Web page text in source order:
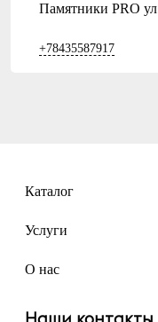
Памятники PRO
+78435587917
Каталог
Услуги
О нас